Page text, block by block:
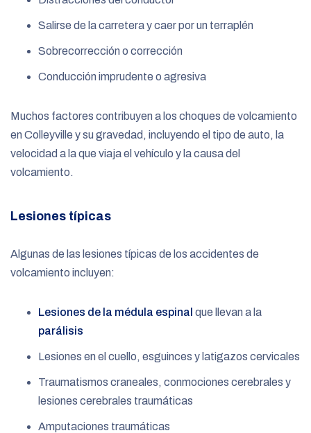
Salirse de la carretera y caer por un terraplén
Sobrecorrección o corrección
Conducción imprudente o agresiva
Muchos factores contribuyen a los choques de volcamiento
en Colleyville y su gravedad, incluyendo el tipo de auto, la
velocidad a la que viaja el vehículo y la causa del
volcamiento.
Lesiones típicas
Algunas de las lesiones típicas de los accidentes de
volcamiento incluyen:
Lesiones de la médula espinal que llevan a la
parálisis
Lesiones en el cuello, esguinces y latigazos cervicales
Traumatismos craneales, conmociones cerebrales y
lesiones cerebrales traumáticas
Amputaciones traumáticas